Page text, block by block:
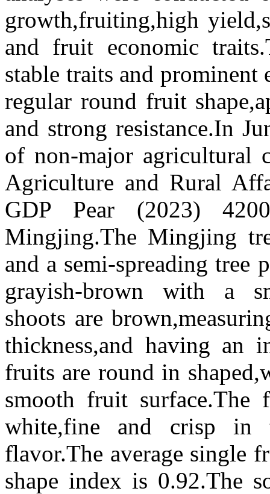
growth,fruiting,high
and fruit economic
stable traits and
regular round fruit
and strong resistance.In
of non-major agricultural
Agriculture and Rural
GDP Pear (2023)
Mingjing.The Mingjing
and a semi-spreading tree
grayish-brown with a
shoots are
thickness,and having an
fruits are round in
smooth fruit
white,fine and crisp in
flavor.The average single
shape index is 0.92.The